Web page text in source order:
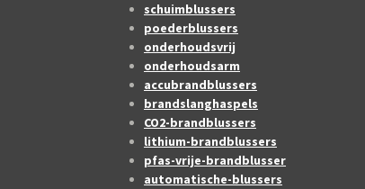
schuimblussers
poederblussers
onderhoudsvrij
onderhoudsarm
accubrandblussers
brandslanghaspels
CO2-brandblussers
lithium-brandblussers
pfas-vrije-brandblusser
automatische-blussers